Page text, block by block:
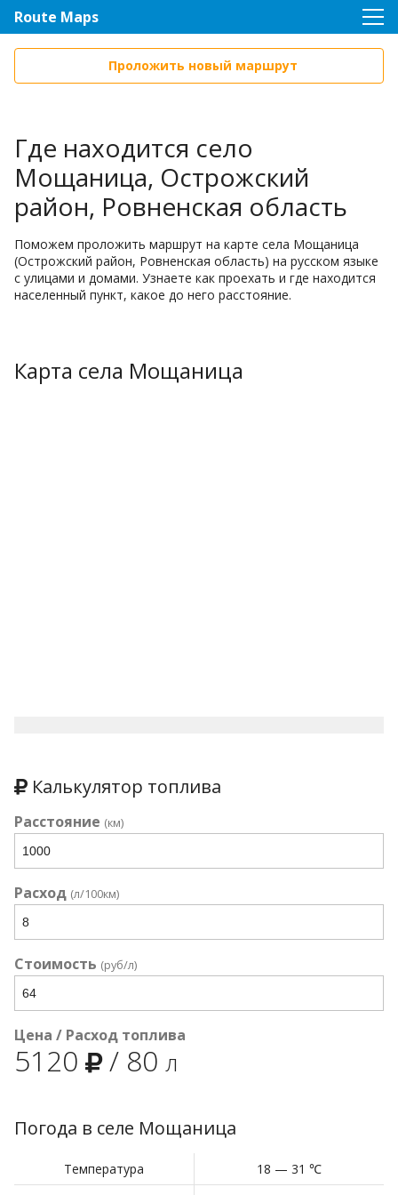
Route Maps
Проложить новый маршрут
Где находится село
Мощаница, Острожский
район, Ровненская область
Поможем проложить маршрут на карте села Мощаница
(Острожский район, Ровненская область) на русском языке
с улицами и домами. Узнаете как проехать и где находится
населенный пункт, какое до него расстояние.
Карта села Мощаница
Калькулятор топлива
Расстояние (км)
Расход (л/100км)
Стоимость (руб/л)
Цена / Расход топлива
5120 / 80 л
Погода в селе Мощаница
Температура
18 — 31 ℃